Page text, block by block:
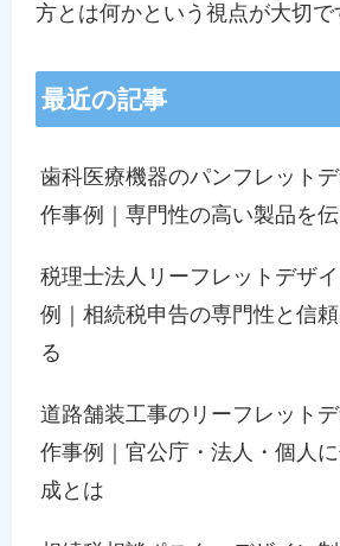
方とは何かという視点が大切で
最近の記事
歯科医療機器のパンフレットデ
作事例｜専門性の高い製品を
税理士法人リーフレットデザ
例｜相続税申告の専門性と信頼
る
道路舗装工事のリーフレットデ
作事例｜官公庁・法人・個人
成とは